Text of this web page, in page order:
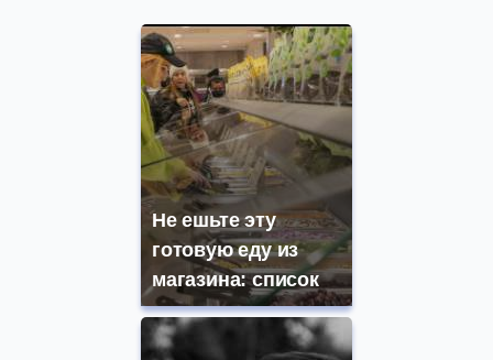
Не ешьте эту
готовую еду из
магазина: список